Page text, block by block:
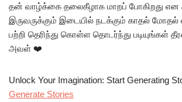
தன் வாழ்க்கை தலைகீழாக மாறப் போகிறது
இருவருக்கும் இடையில் நடக்கும் காதல்
பற்றி தெரிந்து கொள்ள தொடர்ந்து படியுங்கள்
அவள் ❤️
Unlock Your Imagination: Start Generating
Generate Stories